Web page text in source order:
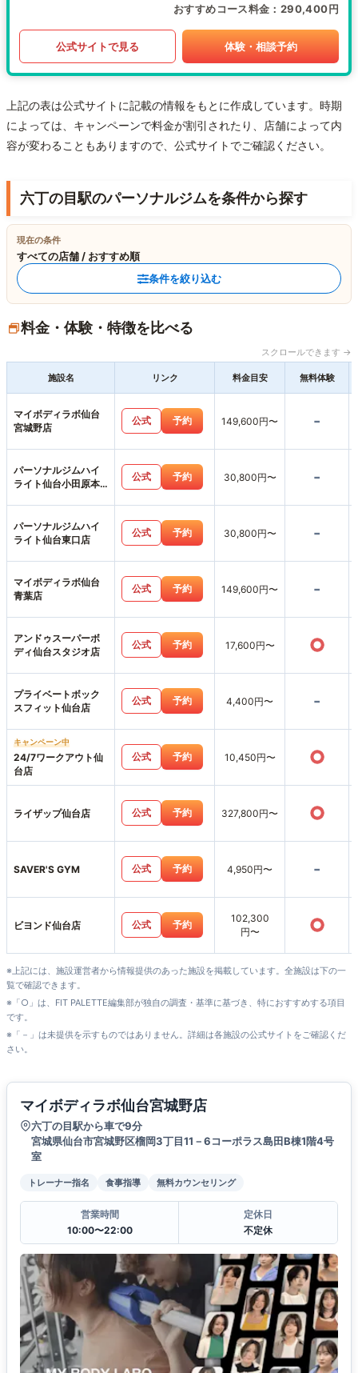
おすすめコース料金 290,400円
公式サイトで見る 体験・相談予約
上記の表は公式サイトに記載の情報をもとに作成しています。時期
によっては、キャンペーンで料金が割引されたり、店舗によって内
容が変わることもありますので、公式サイトでご確認ください。
六丁の目駅のパーソナルジムを条件から探す
現在の条件
すべての店舗 / おすすめ順
条件を絞り込む
料金・体験・特徴を比べる
スクロールできます →
施設名 リンク 料金目安 無料体験
マイボディラボ仙台
宮城野店
公式 予約 149,600円〜 -
パーソナルジムハイ
ライト仙台小田原本
公式 予約 30,800円〜 -
パーソナルジムハイ
ライト仙台東口店
公式 予約 30,800円〜 -
マイボディラボ仙台
青葉店
公式 予約 149,600円〜 -
アンドゥスーパーボ
ディ仙台スタジオ店
公式 予約 17,600円〜 ○
プライベートボック
スフィット仙台店
公式 予約 4,400円〜 -
キャンペーン中
24/7ワークアウト仙
台店
公式 予約 10,450円〜 ○
ライザップ仙台店 公式 予約 327,800円〜 ○
SAVER'S GYM 公式 予約 4,950円〜 -
ビヨンド仙台店 公式 予約
102,300
円〜
○
※上記には、施設運営者から情報提供のあった施設を掲載しています。全施設は下の一
覧で確認できます。
※「○」は、FIT PALETTE編集部が独自の調査・基準に基づき、特におすすめする項目
です。
※「－」は未提供を示すものではありません。詳細は各施設の公式サイトをご確認くだ
さい。
マイボディラボ仙台宮城野店
六丁の目駅から車で9分
宮城県仙台市宮城野区榴岡3丁目11－6コーポラス島田B棟1階4号
室
トレーナー指名 食事指導 無料カウンセリング
営業時間
10:00〜22:00
定休日
不定休